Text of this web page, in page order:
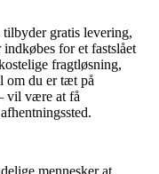
gratis levering,
for et fastslået
fragtløsning,
om du er tæt på
vil være at få
mennesker at